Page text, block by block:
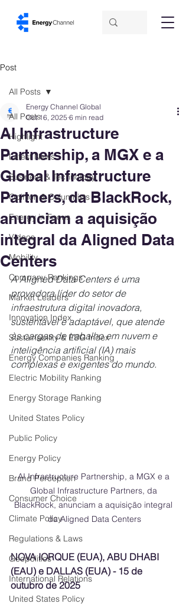
Post
All Posts
Highlight
Latest News
Business & Technology
Opinion & Columnists
Energy in Focus
Videos
Mobility
Company Rankings
Market Leaders
Innovation Index
Sustainability & ESG Index
Energy Companies Ranking
Electric Mobility Ranking
Energy Storage Ranking
United States Policy
Public Policy
Energy Policy
Brand Perception
Consumer Choice
Climate Policy
Regulations & Laws
Geopolitics
International Relations
United States Policy
All Posts
AI Infrastructure
Partnership, a MGX e a
Global Infrastructure
Partners, da BlackRock,
anunciam a aquisição
integral da Aligned Data
Centers
Energy Channel Global
Oct 16, 2025 6 min read
A Aligned Data Centers é uma
provedora líder do setor de
infraestrutura digital inovadora,
sustentável e adaptável, que atende
às cargas de trabalho em nuvem e
inteligência artificial (IA) mais
complexas e exigentes do mundo.
AI Infrastructure Partnership, a MGX e a
Global Infrastructure Partners, da
BlackRock, anunciam a aquisição integral
da Aligned Data Centers
NOVA IORQUE (EUA), ABU DHABI
(EAU) e DALLAS (EUA) - 15 de
outubro de 2025